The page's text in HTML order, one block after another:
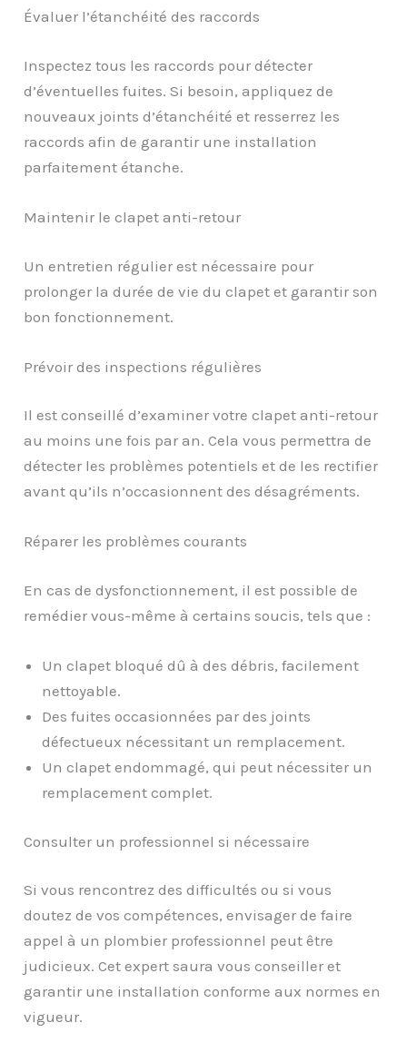
Évaluer l’étanchéité des raccords
Inspectez tous les raccords pour détecter
d’éventuelles fuites. Si besoin, appliquez de
nouveaux joints d’étanchéité et resserrez les
raccords afin de garantir une installation
parfaitement étanche.
Maintenir le clapet anti-retour
Un entretien régulier est nécessaire pour
prolonger la durée de vie du clapet et garantir son
bon fonctionnement.
Prévoir des inspections régulières
Il est conseillé d’examiner votre clapet anti-retour
au moins une fois par an. Cela vous permettra de
détecter les problèmes potentiels et de les rectifier
avant qu’ils n’occasionnent des désagréments.
Réparer les problèmes courants
En cas de dysfonctionnement, il est possible de
remédier vous-même à certains soucis, tels que :
Un clapet bloqué dû à des débris, facilement
nettoyable.
Des fuites occasionnées par des joints
défectueux nécessitant un remplacement.
Un clapet endommagé, qui peut nécessiter un
remplacement complet.
Consulter un professionnel si nécessaire
Si vous rencontrez des difficultés ou si vous
doutez de vos compétences, envisager de faire
appel à un plombier professionnel peut être
judicieux. Cet expert saura vous conseiller et
garantir une installation conforme aux normes en
vigueur.